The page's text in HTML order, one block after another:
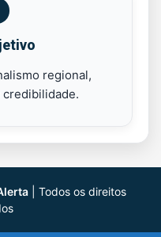
regional,
| Todos os direitos